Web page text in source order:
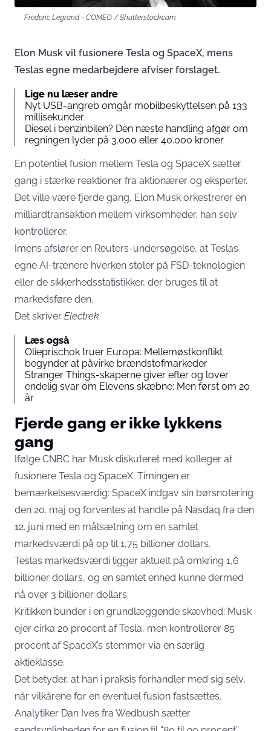
Frederic Legrand - COMEO / Shutterstock.com
Elon Musk vil fusionere Tesla og SpaceX, mens
Teslas egne medarbejdere afviser forslaget.
Lige nu læser andre
Nyt USB-angreb omgår mobilbeskyttelsen på 133
millisekunder
Diesel i benzinbilen? Den næste handling afgør om
regningen lyder på 3.000 eller 40.000 kroner
En potentiel fusion mellem Tesla og SpaceX sætter
gang i stærke reaktioner fra aktionærer og eksperter.
Det ville være fjerde gang, Elon Musk orkestrerer en
milliardtransaktion mellem virksomheder, han selv
kontrollerer.
Imens afslører en Reuters-undersøgelse, at Teslas
egne AI-trænere hverken stoler på FSD-teknologien
eller de sikkerhedsstatistikker, der bruges til at
markedsføre den.
Det skriver Electrek
Læs også
Olieprischok truer Europa: Mellemøstkonflikt
begynder at påvirke brændstofmarkeder
Stranger Things-skaperne giver efter og lover
endelig svar om Elevens skæbne: Men først om 20
år
Fjerde gang er ikke lykkens
gang
Ifølge CNBC har Musk diskuteret med kolleger at
fusionere Tesla og SpaceX. Timingen er
bemærkelsesværdig: SpaceX indgav sin børsnotering
den 20. maj og forventes at handle på Nasdaq fra den
12. juni med en målsætning om en samlet
markedsværdi på op til 1,75 billioner dollars.
Teslas markedsværdi ligger aktuelt på omkring 1,6
billioner dollars, og en samlet enhed kunne dermed
nå over 3 billioner dollars.
Kritikken bunder i en grundlæggende skævhed: Musk
ejer cirka 20 procent af Tesla, men kontrollerer 85
procent af SpaceX’s stemmer via en særlig
aktieklasse.
Det betyder, at han i praksis forhandler med sig selv,
når vilkårene for en eventuel fusion fastsættes.
Analytiker Dan Ives fra Wedbush sætter